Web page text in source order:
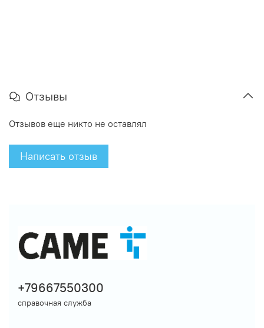
Отзывы
Отзывов еще никто не оставлял
Написать отзыв
+79667550300
справочная служба